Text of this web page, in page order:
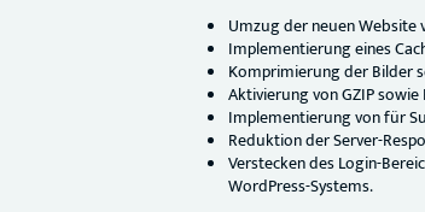
Umzug der neuen Website
Implementierung eines
Komprimierung der Bilder
Aktivierung von GZIP
Implementierung von für
Reduktion der Server-
Verstecken des Login-
WordPress-Systems.